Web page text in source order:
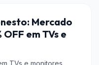
Mercado
em TVs e
TVs e monitores